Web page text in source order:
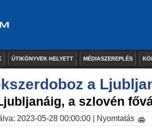
ÚTIKÖNYVEK HELYETT MÉDIASZEREPLÉS
a
a szlovén
2023-05-28 00:00:00 | Nyomtatás